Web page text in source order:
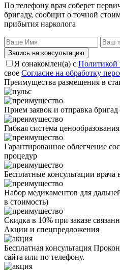
По телефону врач соберет
бригаду, сообщит о точной
прибытия нарколога
Запись на консультацию
Я ознакомлен(а) с Политикой
свое Согласие на обработку
Преимущества размещения в
Прием заявок и отправка бригад
Гибкая система
Гарантированное облегчение
процедур
Бесплатные консультации врача
Набор медикаментов для
в стоимость)
Скидка в 10% при заказе
Акции и спецпредложения
Бесплатная консультация
сайта или по телефону.